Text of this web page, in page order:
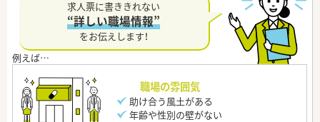
求人票に書ききれない
“詳しい職場情報”
をお伝えします！
職場の雰囲気
助け合う風土がある
年齢や性別の壁がない